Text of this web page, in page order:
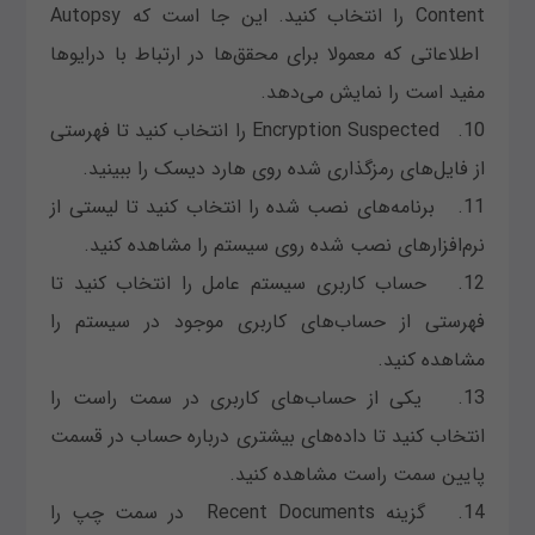
Content را انتخاب کنید. این جا است که Autopsy
اطلاعاتی که معمولا برای محقق‌ها در ارتباط با درایوها
مفید است را نمایش می‌دهد.
10. Encryption Suspected را انتخاب کنید تا فهرستی
از فایل‌های رمزگذاری شده روی هارد دیسک را ببینید.
11. برنامه‌های نصب شده را انتخاب کنید تا لیستی از
نرم‌افزارهای نصب شده روی سیستم را مشاهده کنید.
12. حساب کاربری سیستم عامل را انتخاب کنید تا
فهرستی از حساب‌های کاربری موجود در سیستم را
مشاهده کنید.
13. یکی از حساب‌های کاربری در سمت راست را
انتخاب کنید تا داده‌های بیشتری درباره حساب در قسمت
پایین سمت راست مشاهده کنید.
14. گزینه Recent Documents در سمت چپ را